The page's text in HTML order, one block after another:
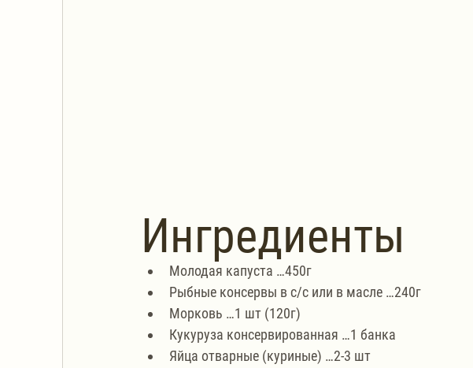
Ингредиенты
Молодая капуста …450г
Рыбные консервы в с/с или в масле …240г
Морковь …1 шт (120г)
Кукуруза консервированная …1 банка
Яйца отварные (куриные) …2-3 шт